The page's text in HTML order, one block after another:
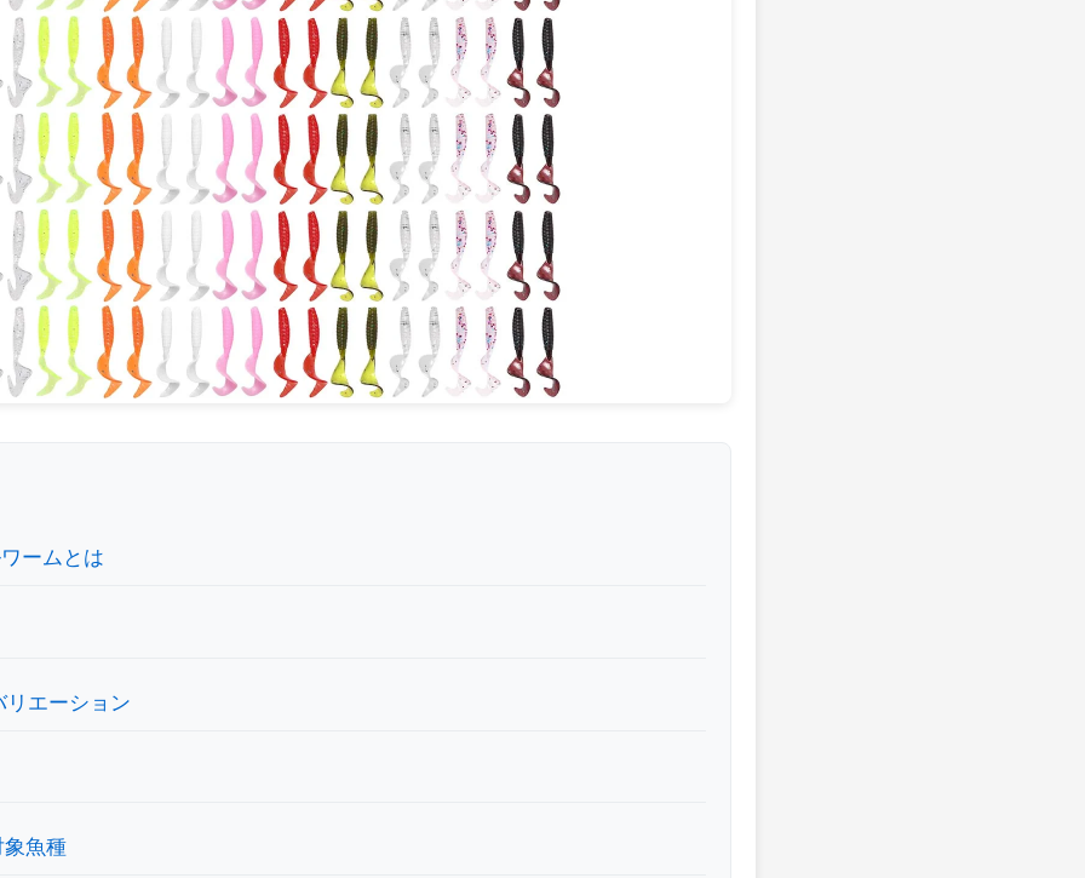
ームとは
エーション
魚種